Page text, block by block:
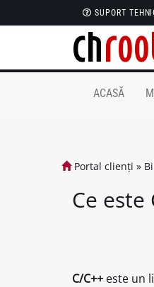
SUPORT
ACASĂ
Portal clienți »
Ce este
C/C++ este un